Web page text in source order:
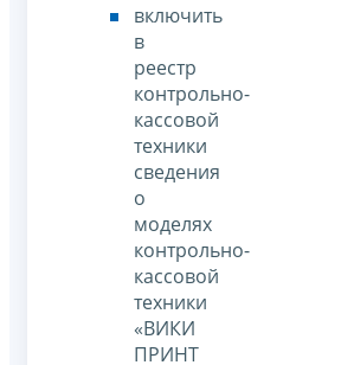
включить
в
реестр
контрольно-
кассовой
техники
сведения
о
моделях
контрольно-
кассовой
техники
«ВИКИ
ПРИНТ